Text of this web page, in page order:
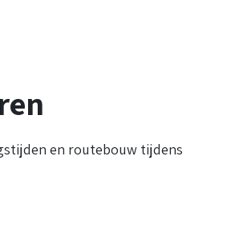
en routebouw tijdens